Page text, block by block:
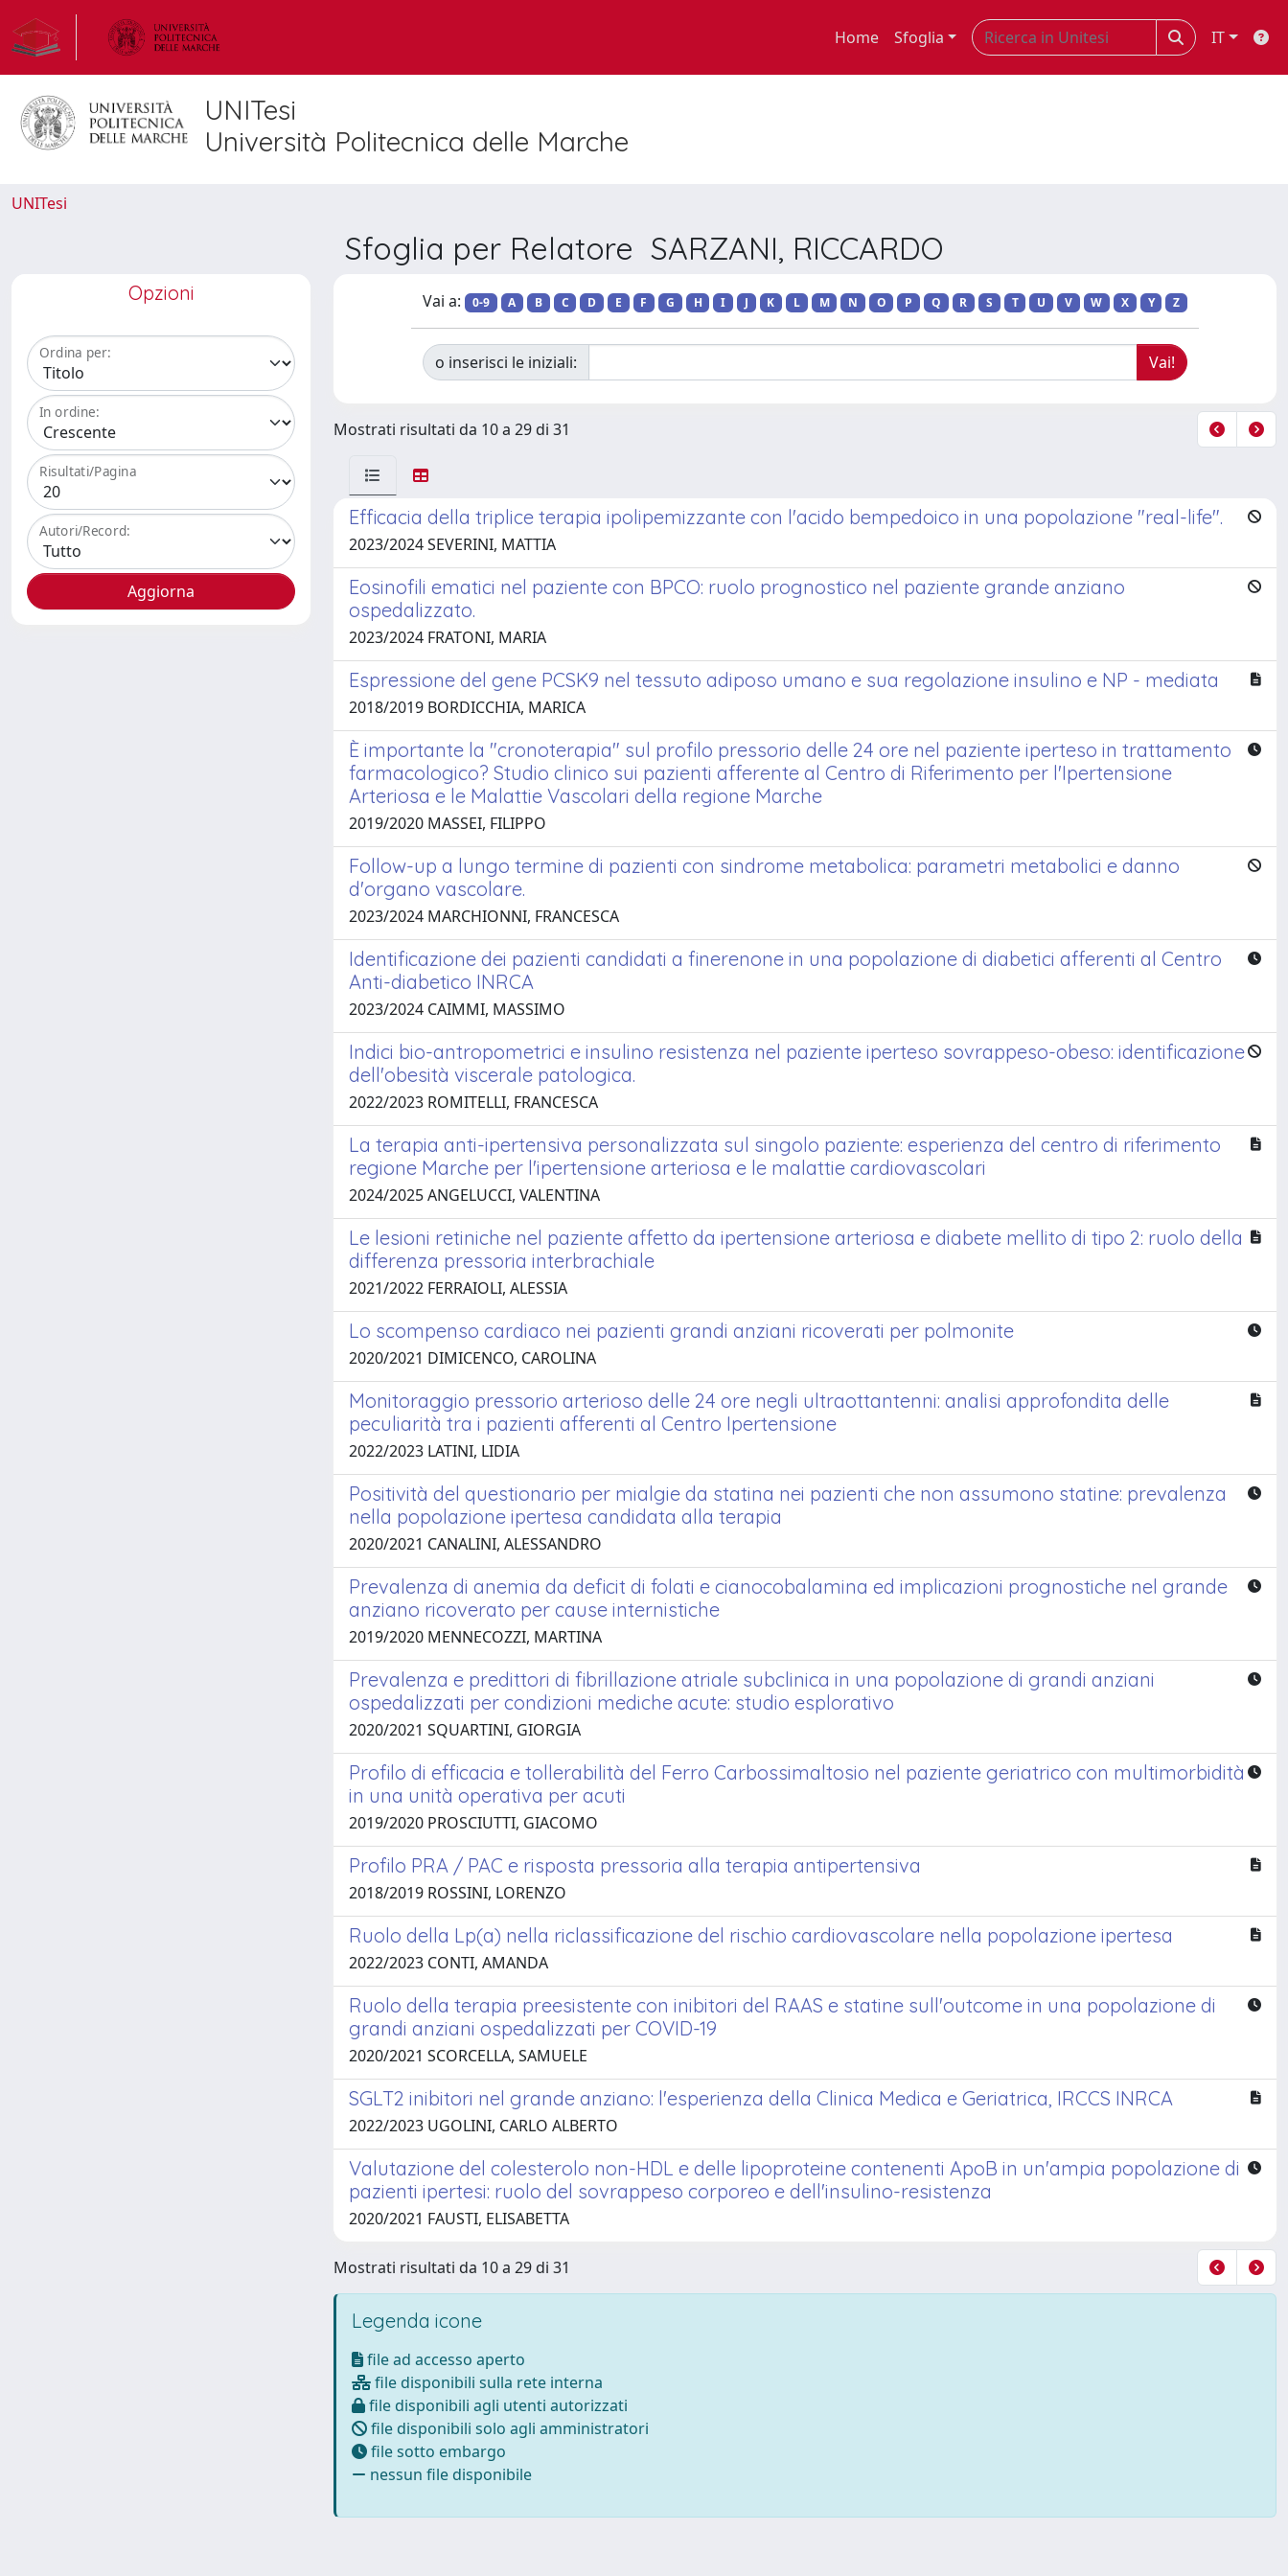
Home Sfoglia IT
UNITesi
Università Politecnica delle Marche
UNITesi
Sfoglia per Relatore SARZANI, RICCARDO
Opzioni
Ordina per:
In ordine:
Risultati/Pagina
Autori/Record:
Vai a: 0-9 A B C D E F G H I J K L M N O P Q R S T U V W X Y Z
o inserisci le iniziali:
Mostrati risultati da 10 a 29 di 31
Efficacia della triplice terapia ipolipemizzante con l'acido bempedoico in una popolazione "real-life".
2023/2024 SEVERINI, MATTIA
Eosinofili ematici nel paziente con BPCO: ruolo prognostico nel paziente grande anziano
ospedalizzato.
2023/2024 FRATONI, MARIA
Espressione del gene PCSK9 nel tessuto adiposo umano e sua regolazione insulino e NP - mediata
2018/2019 BORDICCHIA, MARICA
È importante la "cronoterapia" sul profilo pressorio delle 24 ore nel paziente iperteso in trattamento
farmacologico? Studio clinico sui pazienti afferente al Centro di Riferimento per l'Ipertensione
Arteriosa e le Malattie Vascolari della regione Marche
2019/2020 MASSEI, FILIPPO
Follow-up a lungo termine di pazienti con sindrome metabolica: parametri metabolici e danno
d'organo vascolare.
2023/2024 MARCHIONNI, FRANCESCA
Identificazione dei pazienti candidati a finerenone in una popolazione di diabetici afferenti al Centro
Anti-diabetico INRCA
2023/2024 CAIMMI, MASSIMO
Indici bio-antropometrici e insulino resistenza nel paziente iperteso sovrappeso-obeso: identificazione
dell'obesità viscerale patologica.
2022/2023 ROMITELLI, FRANCESCA
La terapia anti-ipertensiva personalizzata sul singolo paziente: esperienza del centro di riferimento
regione Marche per l'ipertensione arteriosa e le malattie cardiovascolari
2024/2025 ANGELUCCI, VALENTINA
Le lesioni retiniche nel paziente affetto da ipertensione arteriosa e diabete mellito di tipo 2: ruolo della
differenza pressoria interbrachiale
2021/2022 FERRAIOLI, ALESSIA
Lo scompenso cardiaco nei pazienti grandi anziani ricoverati per polmonite
2020/2021 DIMICENCO, CAROLINA
Monitoraggio pressorio arterioso delle 24 ore negli ultraottantenni: analisi approfondita delle
peculiarità tra i pazienti afferenti al Centro Ipertensione
2022/2023 LATINI, LIDIA
Positività del questionario per mialgie da statina nei pazienti che non assumono statine: prevalenza
nella popolazione ipertesa candidata alla terapia
2020/2021 CANALINI, ALESSANDRO
Prevalenza di anemia da deficit di folati e cianocobalamina ed implicazioni prognostiche nel grande
anziano ricoverato per cause internistiche
2019/2020 MENNECOZZI, MARTINA
Prevalenza e predittori di fibrillazione atriale subclinica in una popolazione di grandi anziani
ospedalizzati per condizioni mediche acute: studio esplorativo
2020/2021 SQUARTINI, GIORGIA
Profilo di efficacia e tollerabilità del Ferro Carbossimaltosio nel paziente geriatrico con multimorbidità
in una unità operativa per acuti
2019/2020 PROSCIUTTI, GIACOMO
Profilo PRA / PAC e risposta pressoria alla terapia antipertensiva
2018/2019 ROSSINI, LORENZO
Ruolo della Lp(a) nella riclassificazione del rischio cardiovascolare nella popolazione ipertesa
2022/2023 CONTI, AMANDA
Ruolo della terapia preesistente con inibitori del RAAS e statine sull'outcome in una popolazione di
grandi anziani ospedalizzati per COVID-19
2020/2021 SCORCELLA, SAMUELE
SGLT2 inibitori nel grande anziano: l'esperienza della Clinica Medica e Geriatrica, IRCCS INRCA
2022/2023 UGOLINI, CARLO ALBERTO
Valutazione del colesterolo non-HDL e delle lipoproteine contenenti ApoB in un'ampia popolazione di
pazienti ipertesi: ruolo del sovrappeso corporeo e dell'insulino-resistenza
2020/2021 FAUSTI, ELISABETTA
Mostrati risultati da 10 a 29 di 31
Legenda icone
file ad accesso aperto
file disponibili sulla rete interna
file disponibili agli utenti autorizzati
file disponibili solo agli amministratori
file sotto embargo
nessun file disponibile